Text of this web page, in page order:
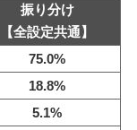
振り分け
【全設定共通】
75.0%
18.8%
5.1%